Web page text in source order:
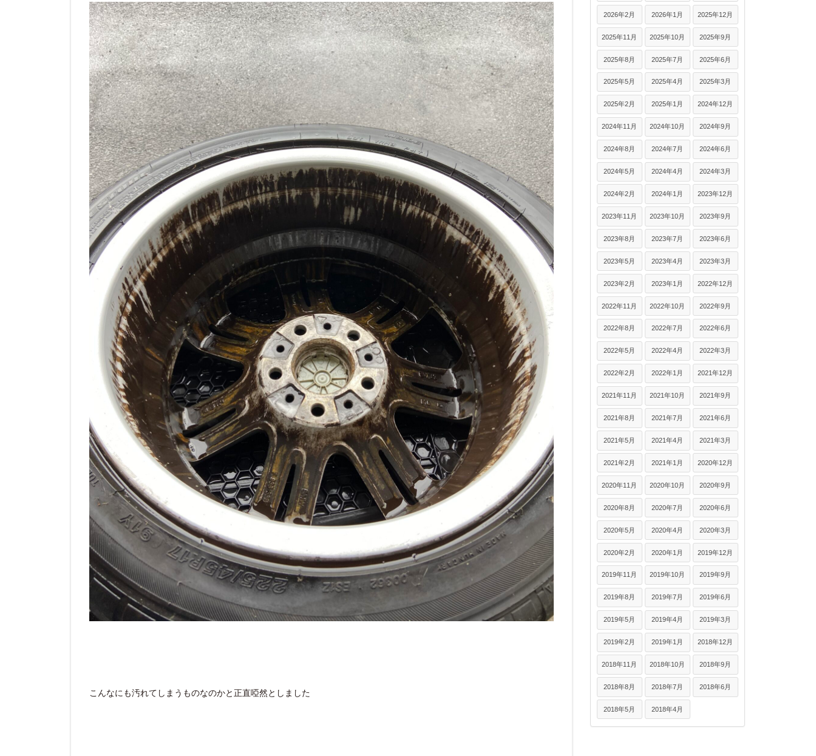
こんなにも汚れてしまうものなのかと正直啞然としました
2026年2月 2026年1月 2025年12月
2025年11月 2025年10月 2025年9月
2025年8月 2025年7月 2025年6月
2025年5月 2025年4月 2025年3月
2025年2月 2025年1月 2024年12月
2024年11月 2024年10月 2024年9月
2024年8月 2024年7月 2024年6月
2024年5月 2024年4月 2024年3月
2024年2月 2024年1月 2023年12月
2023年11月 2023年10月 2023年9月
2023年8月 2023年7月 2023年6月
2023年5月 2023年4月 2023年3月
2023年2月 2023年1月 2022年12月
2022年11月 2022年10月 2022年9月
2022年8月 2022年7月 2022年6月
2022年5月 2022年4月 2022年3月
2022年2月 2022年1月 2021年12月
2021年11月 2021年10月 2021年9月
2021年8月 2021年7月 2021年6月
2021年5月 2021年4月 2021年3月
2021年2月 2021年1月 2020年12月
2020年11月 2020年10月 2020年9月
2020年8月 2020年7月 2020年6月
2020年5月 2020年4月 2020年3月
2020年2月 2020年1月 2019年12月
2019年11月 2019年10月 2019年9月
2019年8月 2019年7月 2019年6月
2019年5月 2019年4月 2019年3月
2019年2月 2019年1月 2018年12月
2018年11月 2018年10月 2018年9月
2018年8月 2018年7月 2018年6月
2018年5月 2018年4月